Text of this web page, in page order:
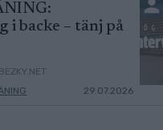
backe – tänj på
29.07.2026